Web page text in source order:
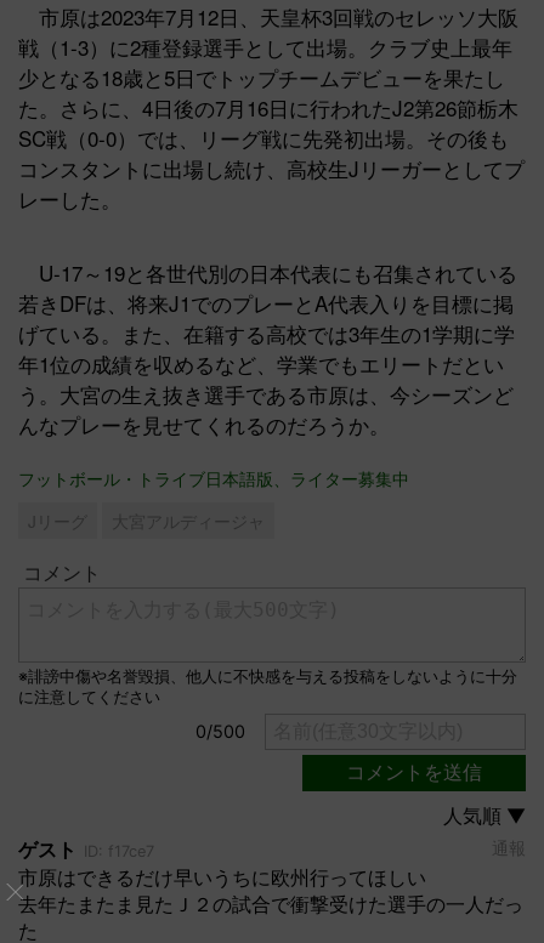
市原は2023年7月12日、天皇杯3回戦のセレッソ大阪
戦（1-3）に2種登録選手として出場。クラブ史上最年
少となる18歳と5日でトップチームデビューを果たし
た。さらに、4日後の7月16日に行われたJ2第26節栃木
SC戦（0-0）では、リーグ戦に先発初出場。その後も
コンスタントに出場し続け、高校生Jリーガーとしてプ
レーした。
U-17～19と各世代別の日本代表にも召集されている
若きDFは、将来J1でのプレーとA代表入りを目標に掲
げている。また、在籍する高校では3年生の1学期に学
年1位の成績を収めるなど、学業でもエリートだとい
う。大宮の生え抜き選手である市原は、今シーズンど
んなプレーを見せてくれるのだろうか。
フットボール・トライブ日本語版、ライター募集中
Jリーグ 大宮アルディージャ